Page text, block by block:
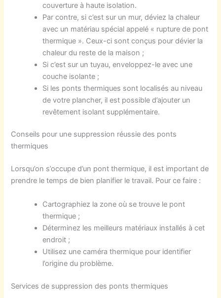
couverture à haute isolation.
Par contre, si c’est sur un mur, déviez la chaleur
avec un matériau spécial appelé « rupture de pont
thermique ». Ceux-ci sont conçus pour dévier la
chaleur du reste de la maison ;
Si c’est sur un tuyau, enveloppez-le avec une
couche isolante ;
Si les ponts thermiques sont localisés au niveau
de votre plancher, il est possible d’ajouter un
revêtement isolant supplémentaire.
Conseils pour une suppression réussie des ponts
thermiques
Lorsqu’on s’occupe d’un pont thermique, il est important de
prendre le temps de bien planifier le travail. Pour ce faire :
Cartographiez la zone où se trouve le pont
thermique ;
Déterminez les meilleurs matériaux installés à cet
endroit ;
Utilisez une caméra thermique pour identifier
l’origine du problème.
Services de suppression des ponts thermiques